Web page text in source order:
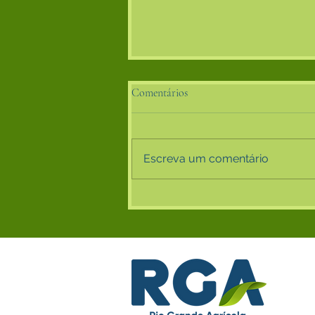
Estratégico do Óleo de Soja na
Comentários
Escreva um comentário